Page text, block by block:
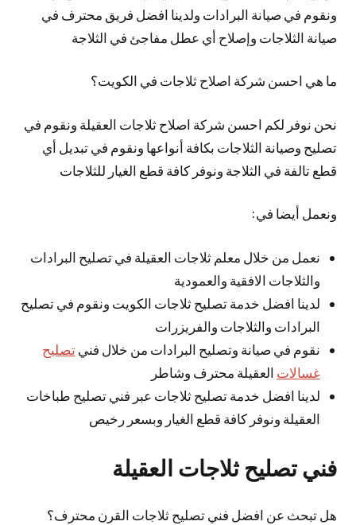
ونقوم في صيانة البرادات ولدينا افضل فريق محترف في
صيانة الثلاجات وإصلاح أي عطل مفاجئ في الثلاجة
ما هي احسن شركة اصلاح ثلاجات في الكويت؟
نحن نوفر لكم احسن شركة اصلاح ثلاجات العقيلة ونقوم في
تصليح وصيانة الثلاجات بكافة أنواعها ونقوم في تبديل أي
قطع تالفة في الثلاجة ونوفر كافة قطع الغيار للثلاجات
ونعمل أيضا في:
نعمل من خلال معلم ثلاجات العقيلة في تصليح البرادات
والثلاجات الافقية والعمودية
لدينا افضل خدمة تصليح ثلاجات الكويت ونقوم في تصليح
البرادات والثلاجات والفريزرات
نقوم في صيانة وتصليح البرادات من خلال فنيتصليح
غسالات العقيلة محترف وشاطر
لدينا افضل خدمة تصليح ثلاجات عبر فني تصليح طباخات
العقيلة ونوفر كافة قطع الغيار وبسعر رخيص
فني تصليح ثلاجات العقيلة
هل تبحث عن افضل فني تصليح ثلاجات القرن محترف؟